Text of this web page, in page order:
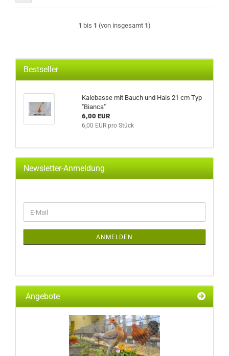
1 bis 1 (von insgesamt 1)
Bestseller
Kalebasse mit Bauch und Hals 21 cm Typ
"Bianca"
6,00 EUR
6,00 EUR pro Stück
Newsletter-Anmeldung
ZUR
E-
Mail
ANMELDEN
Angebote